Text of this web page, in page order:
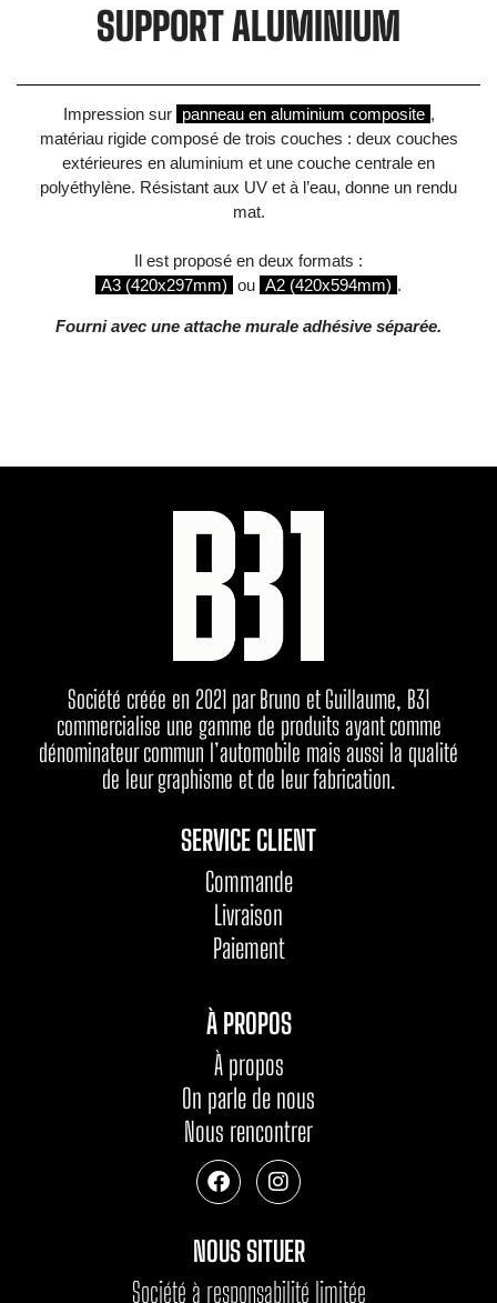
SUPPORT ALUMINIUM
Impression sur panneau en aluminium composite ,
matériau rigide composé de trois couches : deux couches
extérieures en aluminium et une couche centrale en
polyéthylène. Résistant aux UV et à l’eau, donne un rendu
mat.
Il est proposé en deux formats :
A3 (420x297mm) ou A2 (420x594mm) .
Fourni avec une attache murale adhésive séparée.
Société créée en 2021 par Bruno et Guillaume, B31
commercialise une gamme de produits ayant comme
dénominateur commun l’automobile mais aussi la qualité
de leur graphisme et de leur fabrication.
SERVICE CLIENT
Commande
Livraison
Paiement
À PROPOS
À propos
On parle de nous
Nous rencontrer
NOUS SITUER
Société à responsabilité limitée